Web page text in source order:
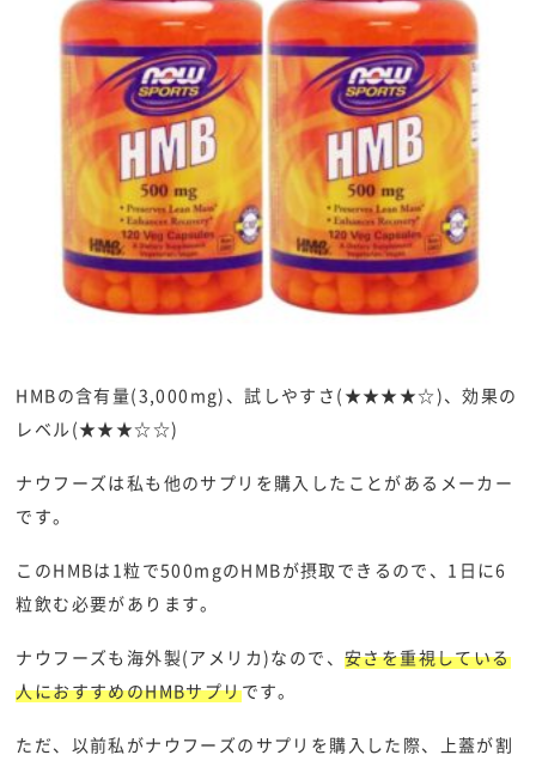
HMBの含有量(3,000mg)、試しやすさ(★★★★☆)、効果の
レベル(★★★☆☆)
ナウフーズは私も他のサプリを購入したことがあるメーカー
です。
このHMBは1粒で500mgのHMBが摂取できるので、1日に6
粒飲む必要があります。
ナウフーズも海外製(アメリカ)なので、安さを重視している
人におすすめのHMBサプリです。
ただ、以前私がナウフーズのサプリを購入した際、上蓋が割